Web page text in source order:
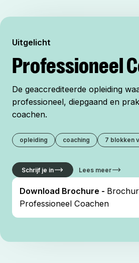
Uitgelicht
Professioneel
De geaccrediteerde opleiding
professioneel, diepgaand en
coachen.
opleiding coaching 7 blokken
Schrijf je in Lees meer
Download Brochure -
Professioneel Coachen